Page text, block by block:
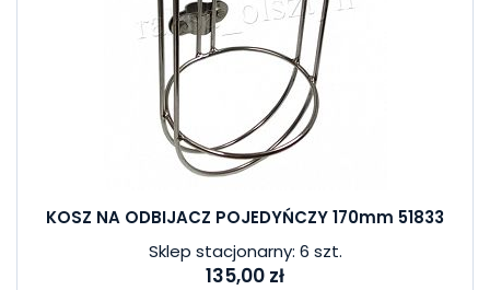
KOSZ NA ODBIJACZ POJEDYŃCZY 170mm 51833
Sklep stacjonarny: 6 szt.
135,00 zł